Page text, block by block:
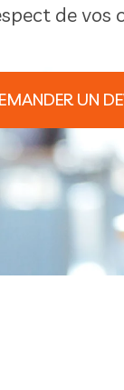
de vos
UN